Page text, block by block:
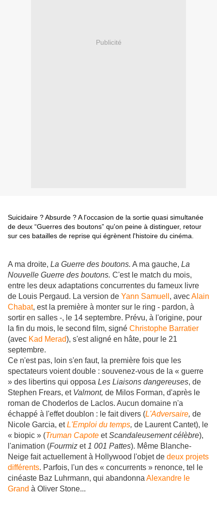
Publicité
Suicidaire ? Absurde ? A l'occasion de la sortie quasi simultanée
de deux “Guerres des boutons” qu'on peine à distinguer, retour
sur ces batailles de reprise qui égrènent l'histoire du cinéma.
A ma droite, La Guerre des boutons. A ma gauche, La
Nouvelle Guerre des boutons. C'est le match du mois,
entre les deux adaptations concurrentes du fameux livre
de Louis Pergaud. La version de Yann Samuell , avecAlain
Chabat, est la première à monter sur le ring - pardon, à
sortir en salles -, le 14 septembre. Prévu, à l'origine, pour
la fin du mois, le second film, signé Christophe Barratier
(avec Kad Merad), s'est aligné en hâte, pour le 21
septembre.
Ce n'est pas, loin s'en faut, la première fois que les
spectateurs voient double : souvenez-vous de la « guerre
» des libertins qui opposa Les Liaisons dangereuses, de
Stephen Frears, et Valmont, de Milos Forman, d'après le
roman de Choderlos de Laclos. Aucun domaine n'a
échappé à l'effet doublon : le fait divers (L'Adversaire, de
Nicole Garcia, etL'Emploi du temps, de Laurent Cantet), le
« biopic » (Truman Capote etScandaleusement célèbre),
l'animation (Fourmiz et 1 001 Pattes). Même Blanche-
Neige fait actuellement à Hollywood l'objet de deux projets
différents. Parfois, l'un des « concurrents » renonce, tel le
cinéaste Baz Luhrmann, qui abandonna Alexandre le
Grand à Oliver Stone...